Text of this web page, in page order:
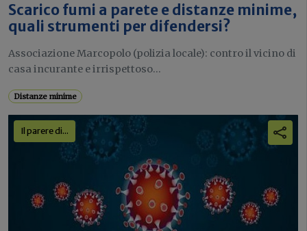
Scarico fumi a parete e distanze minime,
quali strumenti per difendersi?
Associazione Marcopolo (polizia locale): contro il vicino di
casa incurante e irrispettoso...
Distanze minime
Il parere di...